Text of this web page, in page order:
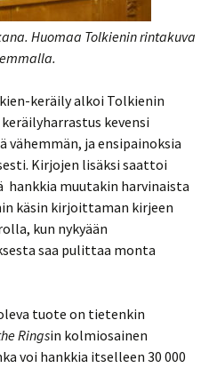
Huomaa Tolkienin rintakuva
keräily alkoi Tolkienin
kevensi
vähemmän, ja ensipainoksia
Kirjojen lisäksi saattoi
hankkia muutakin harvinaista
käsin kirjoittaman kirjeen
kun nykyään
saa pulittaa monta
tuote on tietenkin
Ringsin kolmiosainen
voi hankkia itselleen 30 000